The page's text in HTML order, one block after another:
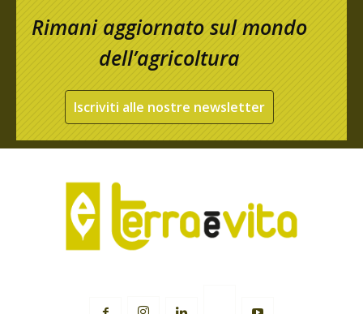
Rimani aggiornato sul mondo
dell’agricoltura
Iscriviti alle nostre newsletter